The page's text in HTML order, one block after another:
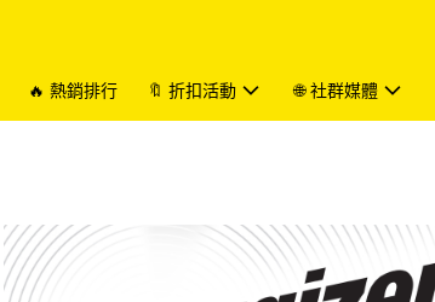
🔥 熱銷排行 🔖 折扣活動 🌐 社群媒體